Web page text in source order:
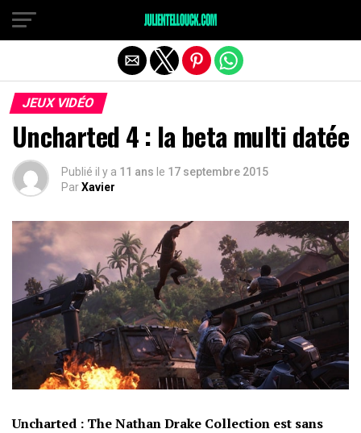
JEUX VIDÉO
Uncharted 4 : la beta multi datée
Publié il y a 11 ans le 17 septembre 2015
ParXavier
Uncharted : The Nathan Drake Collection est sans